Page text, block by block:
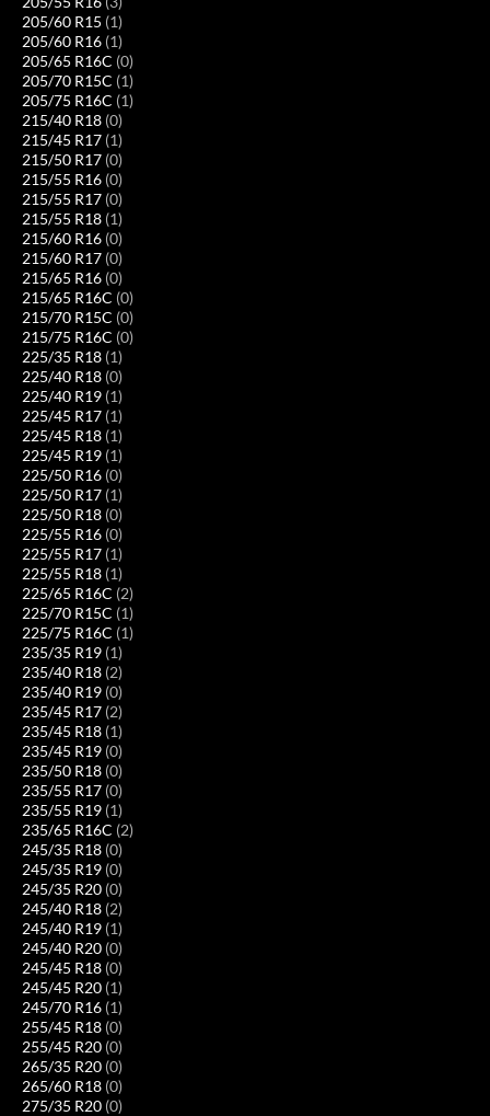
205/60 R15 (1)
205/60 R16 (1)
205/65 R16C (0)
205/70 R15C (1)
205/75 R16C (1)
215/40 R18 (0)
215/45 R17 (1)
215/50 R17 (0)
215/55 R16 (0)
215/55 R17 (0)
215/55 R18 (1)
215/60 R16 (0)
215/60 R17 (0)
215/65 R16 (0)
215/65 R16C (0)
215/70 R15C (0)
215/75 R16C (0)
225/35 R18 (1)
225/40 R18 (0)
225/40 R19 (1)
225/45 R17 (1)
225/45 R18 (1)
225/45 R19 (1)
225/50 R16 (0)
225/50 R17 (1)
225/50 R18 (0)
225/55 R16 (0)
225/55 R17 (1)
225/55 R18 (1)
225/65 R16C (2)
225/70 R15C (1)
225/75 R16C (1)
235/35 R19 (1)
235/40 R18 (2)
235/40 R19 (0)
235/45 R17 (2)
235/45 R18 (1)
235/45 R19 (0)
235/50 R18 (0)
235/55 R17 (0)
235/55 R19 (1)
235/65 R16C (2)
245/35 R18 (0)
245/35 R19 (0)
245/35 R20 (0)
245/40 R18 (2)
245/40 R19 (1)
245/40 R20 (0)
245/45 R18 (0)
245/45 R20 (1)
245/70 R16 (1)
255/45 R18 (0)
255/45 R20 (0)
265/35 R20 (0)
265/60 R18 (0)
275/35 R20 (0)